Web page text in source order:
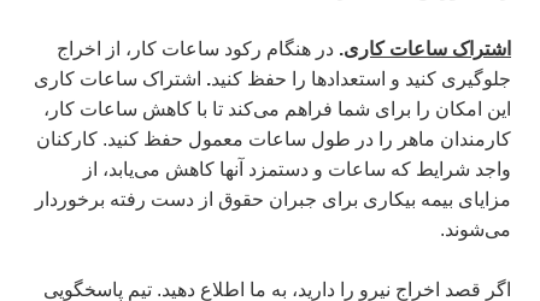
اشتراک ساعات کاری. در هنگام رکود ساعات کار، از اخراج
جلوگیری کنید و استعدادها را حفظ کنید. اشتراک ساعات کاری
این امکان را برای شما فراهم می‌کند تا با کاهش ساعات کار،
کارمندان ماهر را در طول ساعات معمول حفظ کنید. کارکنان
واجد شرایط که ساعات و دستمزد آنها کاهش می‌یابد، از
مزایای بیمه بیکاری برای جبران حقوق از دست رفته برخوردار
می‌شوند.
اگر قصد اخراج نیرو را دارید، به ما اطلاع دهید. تیم پاسخگویی